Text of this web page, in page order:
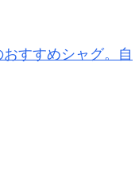
すすめシャグ。自